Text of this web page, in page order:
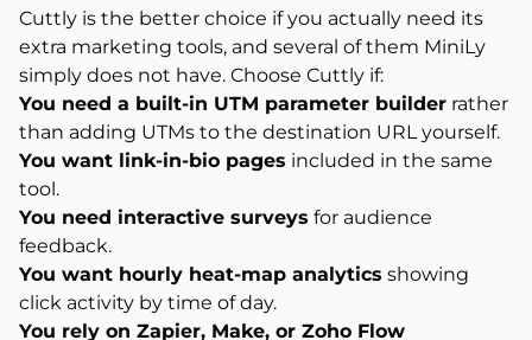
Cuttly is the better choice if you actually need its
extra marketing tools, and several of them MiniLy
simply does not have. Choose Cuttly if:
You need a built-in UTM parameter builder rather
than adding UTMs to the destination URL yourself.
You want link-in-bio pages included in the same
tool.
You need interactive surveys for audience
feedback.
You want hourly heat-map analytics showing
click activity by time of day.
You rely on Zapier, Make, or Zoho Flow